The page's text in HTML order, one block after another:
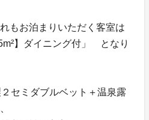
もお泊まりいただく客室は
】ダイニング付」 となり
セミダブルベット＋温泉露